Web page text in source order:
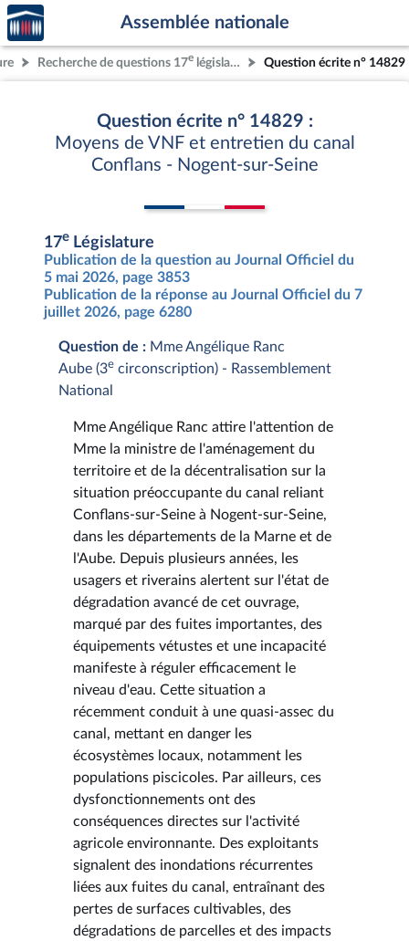
Aller au contenu
Aller en bas de la page
Accèder
à la
page
d'accueil
Assemblée nationale
Recherche de questions 17e législature Question écrite n° 14829
Question écrite n° 14829 :
Moyens de VNF et entretien du canal
Conflans - Nogent-sur-Seine
17e Législature
Publication de la question au Journal Officiel du
5 mai 2026, page 3853
Publication de la réponse au Journal Officiel du 7
juillet 2026, page 6280
Question de : Mme Angélique Ranc
Aube (3e circonscription) - Rassemblement
National
Mme Angélique Ranc attire l'attention de
Mme la ministre de l'aménagement du
territoire et de la décentralisation sur la
situation préoccupante du canal reliant
Conflans-sur-Seine à Nogent-sur-Seine,
dans les départements de la Marne et de
l'Aube. Depuis plusieurs années, les
usagers et riverains alertent sur l'état de
dégradation avancé de cet ouvrage,
marqué par des fuites importantes, des
équipements vétustes et une incapacité
manifeste à réguler efficacement le
niveau d'eau. Cette situation a
récemment conduit à une quasi-assec du
canal, mettant en danger les
écosystèmes locaux, notamment les
populations piscicoles. Par ailleurs, ces
dysfonctionnements ont des
conséquences directes sur l'activité
agricole environnante. Des exploitants
signalent des inondations récurrentes
liées aux fuites du canal, entraînant des
pertes de surfaces cultivables, des
dégradations de parcelles et des impacts